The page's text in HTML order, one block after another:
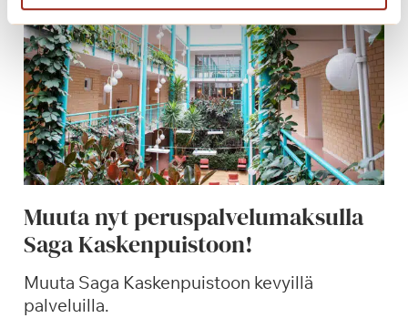
a
h
v
i
t
p
u
u
a
a
Muuta nyt peruspalvelumaksulla
Saga Kaskenpuistoon!
Muuta Saga Kaskenpuistoon kevyillä
palveluilla.